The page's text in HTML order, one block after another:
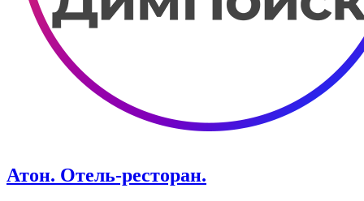
Атон. Отель-ресторан.